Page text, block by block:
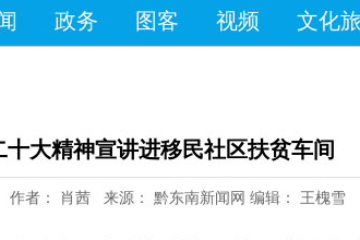
政务 图客 视频 文化
大精神宣讲进移民社区扶贫车间
作者： 肖茜 来源： 黔东南新闻网 编辑： 王槐雪